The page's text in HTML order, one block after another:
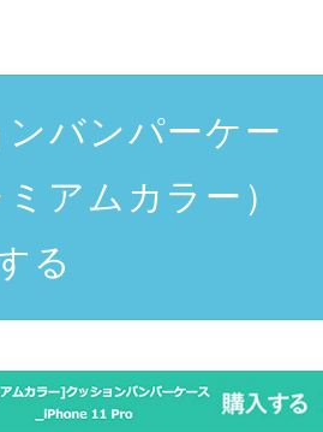
バンパーケー
アムカラー）
る